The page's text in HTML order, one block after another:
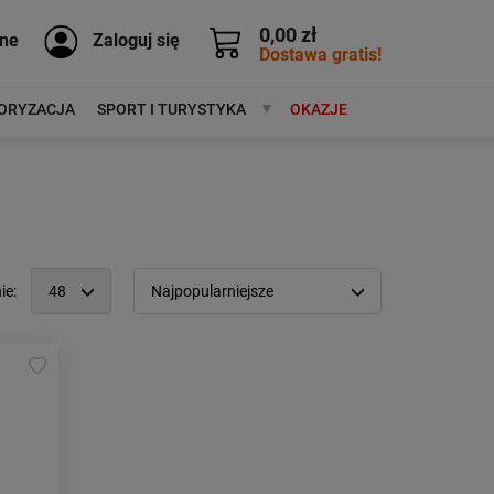
0,00 zł
Dostawa gratis!
Zaloguj się
SPORT I TURYSTYKA MARKIOKAZJE
48 Najpopularniejsze